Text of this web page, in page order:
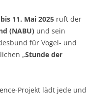
11. Mai 2025 ruft der
(NABU) und sein
für Vogel- und
„Stunde der
Projekt lädt jede und